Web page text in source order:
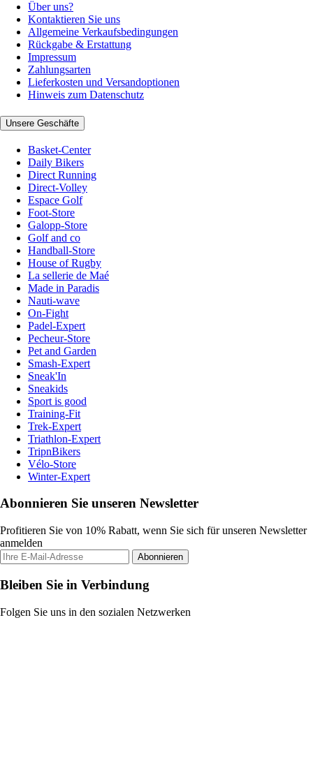
Über uns?
Kontaktieren Sie uns
Allgemeine Verkaufsbedingungen
Rückgabe & Erstattung
Impressum
Zahlungsarten
Lieferkosten und Versandoptionen
Hinweis zum Datenschutz
Unsere Geschäfte
Basket-Center
Daily Bikers
Direct Running
Direct-Volley
Espace Golf
Foot-Store
Galopp-Store
Golf and co
Handball-Store
House of Rugby
La sellerie de Maé
Made in Paradis
Nauti-wave
On-Fight
Padel-Expert
Pecheur-Store
Pet and Garden
Smash-Expert
Sneak'In
Sneakids
Sport is good
Training-Fit
Trek-Expert
Triathlon-Expert
TripnBikers
Vélo-Store
Winter-Expert
Abonnieren Sie unseren Newsletter
Profitieren Sie von 10% Rabatt, wenn Sie sich für unseren Newsletter
anmelden
Abonnieren
Bleiben Sie in Verbindung
Folgen Sie uns in den sozialen Netzwerken